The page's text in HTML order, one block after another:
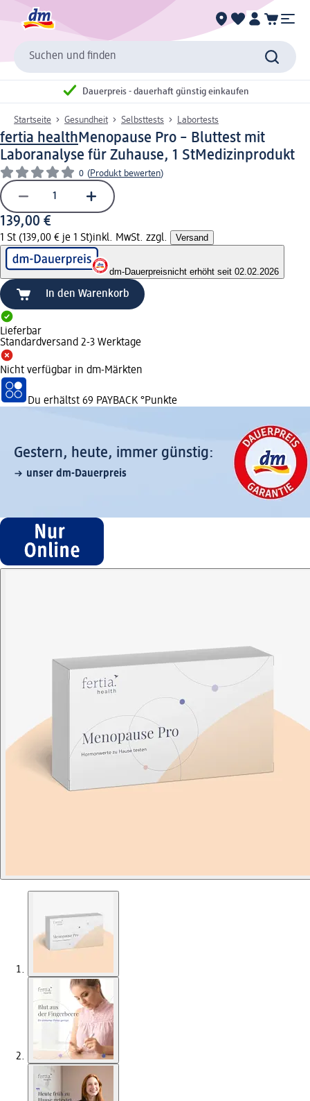
Suchen und finden
Dauerpreis - dauerhaft günstig einkaufen
Startseite Gesundheit Selbsttests Labortests
fertia healthMenopause Pro – Bluttest mit
Laboranalyse für Zuhause, 1 StMedizinprodukt
0 (Produkt bewerten)
139,00 €
1 St (139,00 € je 1 St)inkl. MwSt. zzgl. Versand
dm-Dauerpreisnicht erhöht seit 02.02.2026
In den Warenkorb
Lieferbar
Standardversand 2-3 Werktage
Nicht verfügbar in dm-Märkten
Du erhältst 69 PAYBACK °Punkte
Gestern, heute, immer günstig:
unser dm-Dauerpreis